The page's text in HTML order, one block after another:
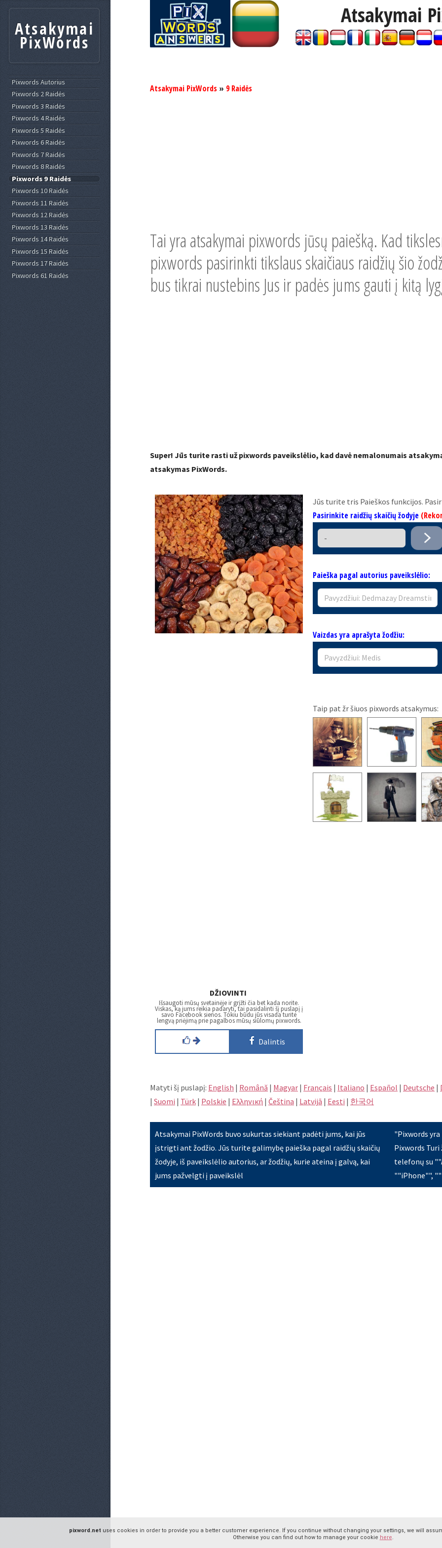
Atsakymai
Atsakymai PixWords » 9 Raidės
Tai yra atsakymai pixwords jūsų paiešką. Kad
pixwords pasirinkti tikslaus skaičiaus raidžių šio
bus tikrai nustebins Jus ir padės jums gauti į kitą
Super! Jūs turite rasti už pixwords paveikslėlio, kad davė nemalonumais
atsakymas PixWords.
DŽIOVINTI
Išsaugoti mūsų svetainėje ir grįžti čia bet kada norite.
Viskas, ką jums reikia padaryti, tai pasidalinti šį puslapį į
savo Facebook sienos. Tokiu būdu jūs visada turite
lengvą priėjimą prie pagalbos mūsų siūlomų pixwords.
Dalintis
Jūs turite tris Paieškos funkcijos.
Pasirinkite raidžių skaičių žodyje
Paieška pagal autorius paveikslėlio:
Vaizdas yra aprašyta žodžiu:
Taip pat žr šiuos pixwords atsakymus:
Matyti šį puslapį: English | Română | Magyar | Français | Italiano | Español | Deutsche |
| Suomi | Türk | Polskie | Eλληνική | Čeština | Latvijā | Eesti | 한국어
Atsakymai PixWords buvo sukurtas siekiant padėti jums, kai jūs
įstrigti ant žodžio. Jūs turite galimybę paieška pagal raidžių skaičių
žodyje, iš paveikslėlio autorius, ar žodžių, kurie ateina į galvą, kai
jums pažvelgti į paveikslėl
"Pixwords
Pixwords
telefonų su
""iPhone"",
Atsakymai
PixWords
Pixwords Autorius
Pixwords 2 Raidės
Pixwords 3 Raidės
Pixwords 4 Raidės
Pixwords 5 Raidės
Pixwords 6 Raidės
Pixwords 7 Raidės
Pixwords 8 Raidės
Pixwords 9 Raidės
Pixwords 10 Raidės
Pixwords 11 Raidės
Pixwords 12 Raidės
Pixwords 13 Raidės
Pixwords 14 Raidės
Pixwords 15 Raidės
Pixwords 17 Raidės
Pixwords 61 Raidės
pixword.net uses cookies in order to provide you a better customer experience. If you continue without changing your settings, we will
Otherwise you can find out how to manage your cookie here.